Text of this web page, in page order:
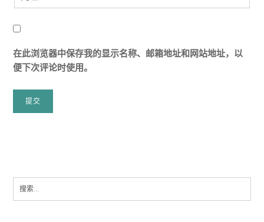
在此浏览器中保存我的显示名称、邮箱地址和网站地址，以
便下次评论时使用。
Search